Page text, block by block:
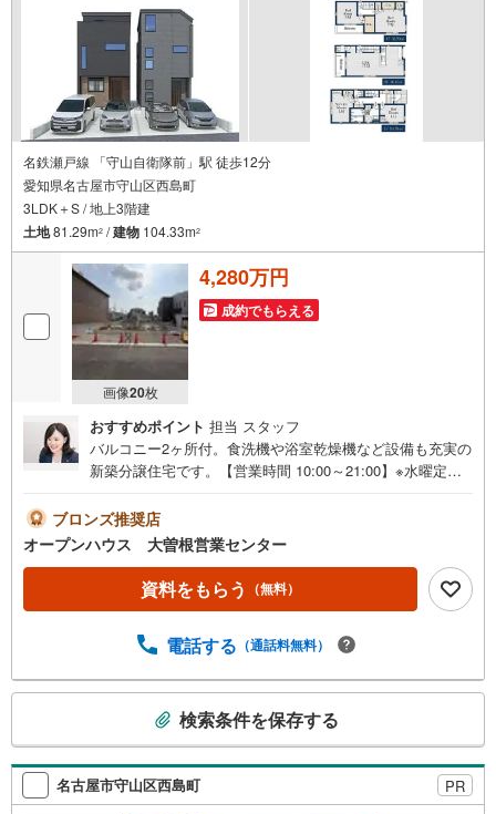
名鉄瀬戸線 「守山自衛隊前」駅 徒歩12分
愛知県名古屋市守山区西島町
3LDK＋S / 地上3階建
土地81.29m2 /建物 104.33m2
画像20枚
4,280万円
成約でもらえる
おすすめポイント 担当 スタッフ
バルコニー2ヶ所付。食洗機や浴室乾燥機など設備も充実の
新築分譲住宅です。【営業時間 10:00～21:00】※水曜定休
気軽にご連絡ください！現地を見学される場合は「室内・
現地を見学する（無料）」ボタンよりご希望の日時をご記
入いただけますとスムーズにご案内が可能です。◎現地の
ご案内について・平日や夜遅い時間帯もご案内が可能 ※定
休日を除く・経験豊富なスタッフが物件詳細を丁寧にご説
まで送迎します。・チャイルドシートのご用意ございま
ーン・資金のご相談、まずは家探しについて話を聞きたい
という方も大歓迎です！年間8000棟以上の限定物件を発表
しているオープンハウスだから出会える物件が多数ござい
当社のみ、もしくは当社を含めた数社でのみご紹介可能な
オープンハウス・ディベロップメントの物件
ブロンズ推奨店
オープンハウス 大曽根営業センター
資料をもらう （無料）
電話する （通話料無料）
検
索
条
検索条件を保存する
名古屋市守山区西島町 PR